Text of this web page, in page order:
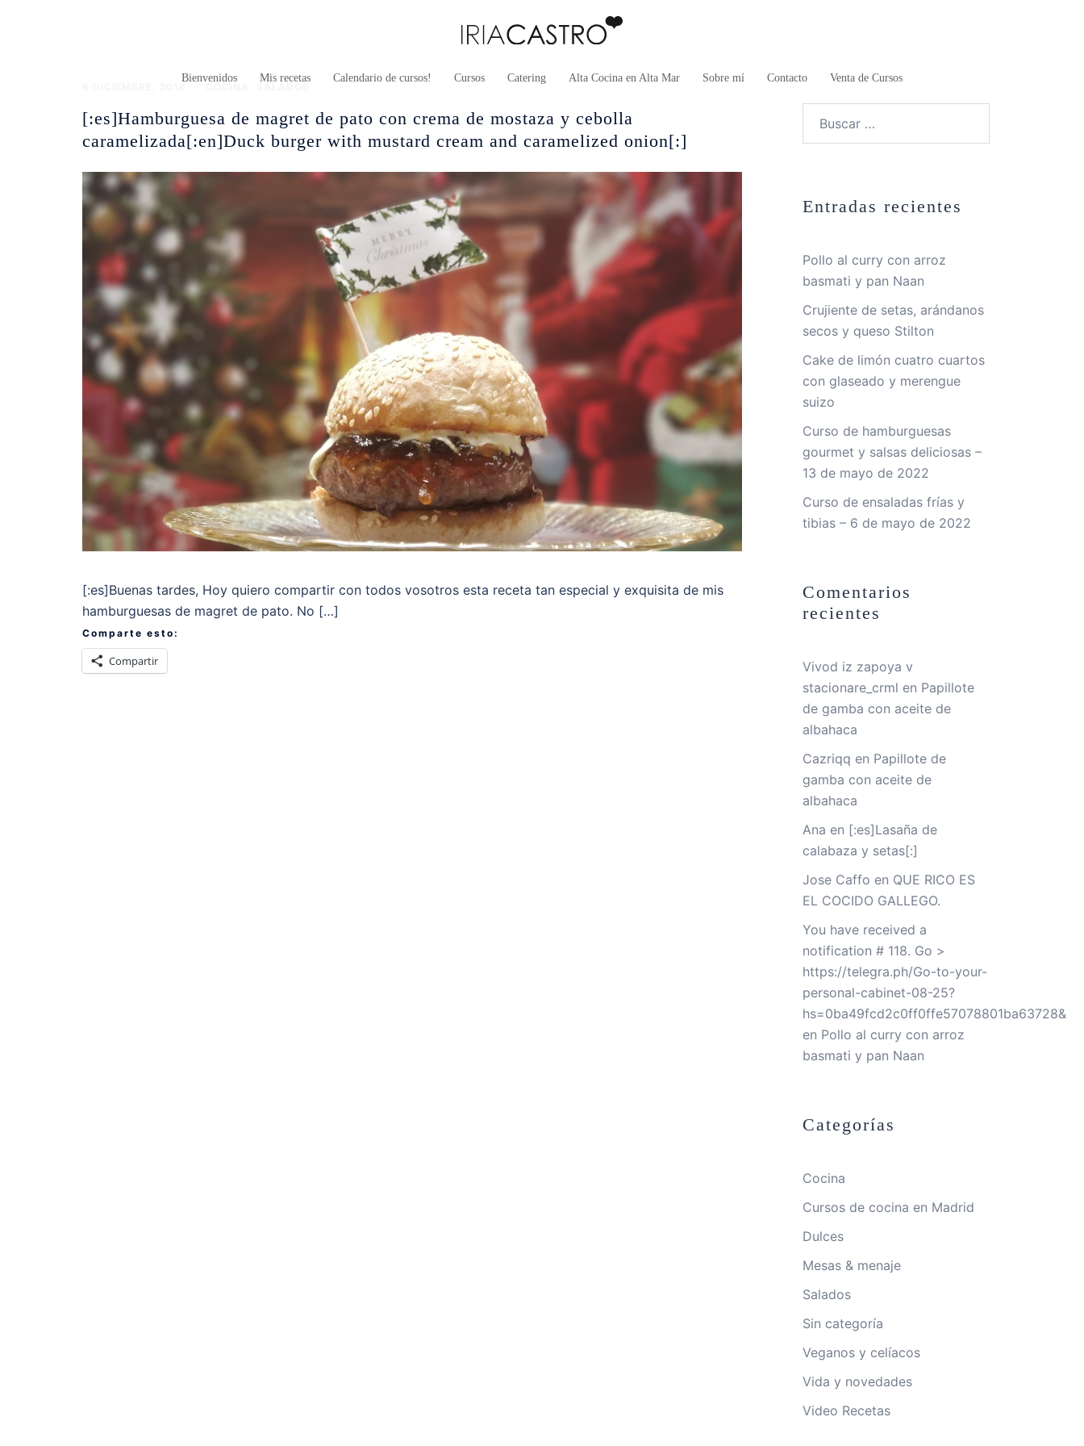
Bienvenidos Mis recetas Calendario de cursos! Cursos Catering Alta Cocina en Alta Mar Sobre mí Contacto Venta de Cursos
[:es]Hamburguesa de magret de pato con crema de mostaza y cebolla
caramelizada[:en]Duck burger with mustard cream and caramelized onion[:]
[:es]Buenas tardes, Hoy quiero compartir con todos vosotros esta receta tan especial y exquisita de mis
hamburguesas de magret de pato. No […]
Comparte esto:
Compartir
Entradas recientes
Pollo al curry con arroz
basmati y pan Naan
Crujiente de setas, arándanos
secos y queso Stilton
Cake de limón cuatro cuartos
con glaseado y merengue
suizo
Curso de hamburguesas
gourmet y salsas deliciosas –
13 de mayo de 2022
Curso de ensaladas frías y
tibias – 6 de mayo de 2022
Comentarios
recientes
Vivod iz zapoya v
stacionare_crml en Papillote
de gamba con aceite de
albahaca
Cazriqq en Papillote de
gamba con aceite de
albahaca
Ana en [:es]Lasaña de
calabaza y setas[:]
Jose Caffo en QUE RICO ES
EL COCIDO GALLEGO.
You have received a
notification # 118. Go >
https://telegra.ph/Go-to-your-
personal-cabinet-08-25?
hs=0ba49fcd2c0ff0ffe57078801ba63728&
en Pollo al curry con arroz
basmati y pan Naan
Categorías
Cocina
Cursos de cocina en Madrid
Dulces
Mesas & menaje
Salados
Sin categoría
Veganos y celíacos
Vida y novedades
Video Recetas